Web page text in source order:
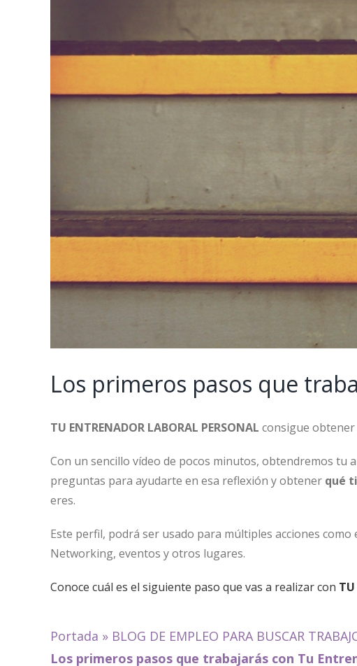
Los primeros pasos que
TU ENTRENADOR LABORAL PERSONAL consigue
Con un sencillo vídeo de pocos minutos, obtendremos tu
preguntas para ayudarte en esa reflexión y obtener qué
eres.
Este perfil, podrá ser usado para múltiples acciones
Networking, eventos y otros lugares.
Conoce cuál es el siguiente paso que vas a realizar con TU
Portada » BLOG DE EMPLEO PARA BUSCAR
Los primeros pasos que trabajarás con Tu